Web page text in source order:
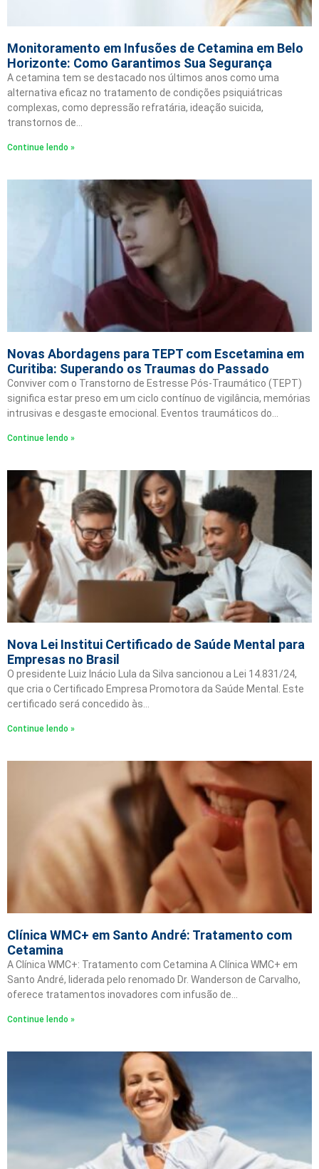
Monitoramento em Infusões de Cetamina em Belo
Horizonte: Como Garantimos Sua Segurança
A cetamina tem se destacado nos últimos anos como uma
alternativa eficaz no tratamento de condições psiquiátricas
complexas, como depressão refratária, ideação suicida,
transtornos de…
Continue lendo »
Novas Abordagens para TEPT com Escetamina em
Curitiba: Superando os Traumas do Passado
Conviver com o Transtorno de Estresse Pós-Traumático (TEPT)
significa estar preso em um ciclo contínuo de vigilância, memórias
intrusivas e desgaste emocional. Eventos traumáticos do…
Continue lendo »
Nova Lei Institui Certificado de Saúde Mental para
Empresas no Brasil
O presidente Luiz Inácio Lula da Silva sancionou a Lei 14.831/24,
que cria o Certificado Empresa Promotora da Saúde Mental. Este
certificado será concedido às…
Continue lendo »
Clínica WMC+ em Santo André: Tratamento com
Cetamina
A Clínica WMC+: Tratamento com Cetamina A Clínica WMC+ em
Santo André, liderada pelo renomado Dr. Wanderson de Carvalho,
oferece tratamentos inovadores com infusão de…
Continue lendo »